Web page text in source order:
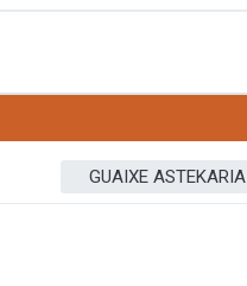
GUAIXE ASTEKARIA